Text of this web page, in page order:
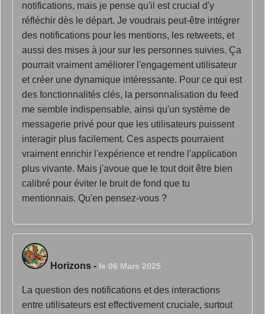
notifications, mais je pense qu'il est crucial d'y
réfléchir dès le départ. Je voudrais peut-être intégrer
des notifications pour les mentions, les retweets, et
aussi des mises à jour sur les personnes suivies. Ça
pourrait vraiment améliorer l'engagement utilisateur
et créer une dynamique intéressante. Pour ce qui est
des fonctionnalités clés, la personnalisation du feed
me semble indispensable, ainsi qu'un système de
messagerie privé pour que les utilisateurs puissent
interagir plus facilement. Ces aspects pourraient
vraiment enrichir l'expérience et rendre l'application
plus vivante. Mais j'avoue que le tout doit être bien
calibré pour éviter le bruit de fond que tu
mentionnais. Qu'en pensez-vous ?
Horizons - le 06 Mars 2025
La question des notifications et des interactions
entre utilisateurs est effectivement cruciale, surtout